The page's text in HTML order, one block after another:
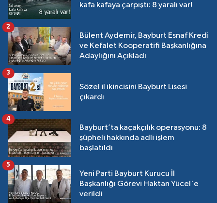
kafa kafaya çarpıştı: 8 yaralı var!
Bülent Aydemir, Bayburt Esnaf Kredi
ve Kefalet Kooperatifi Başkanlığına
Adaylığını Açıkladı
2
Sözel il ikincisini Bayburt Lisesi
çıkardı
3
Bayburt’ta kaçakçılık operasyonu: 8
şüpheli hakkında adli işlem
başlatıldı
4
Yeni Parti Bayburt Kurucu İl
Başkanlığı Görevi Haktan Yücel'e
verildi
5